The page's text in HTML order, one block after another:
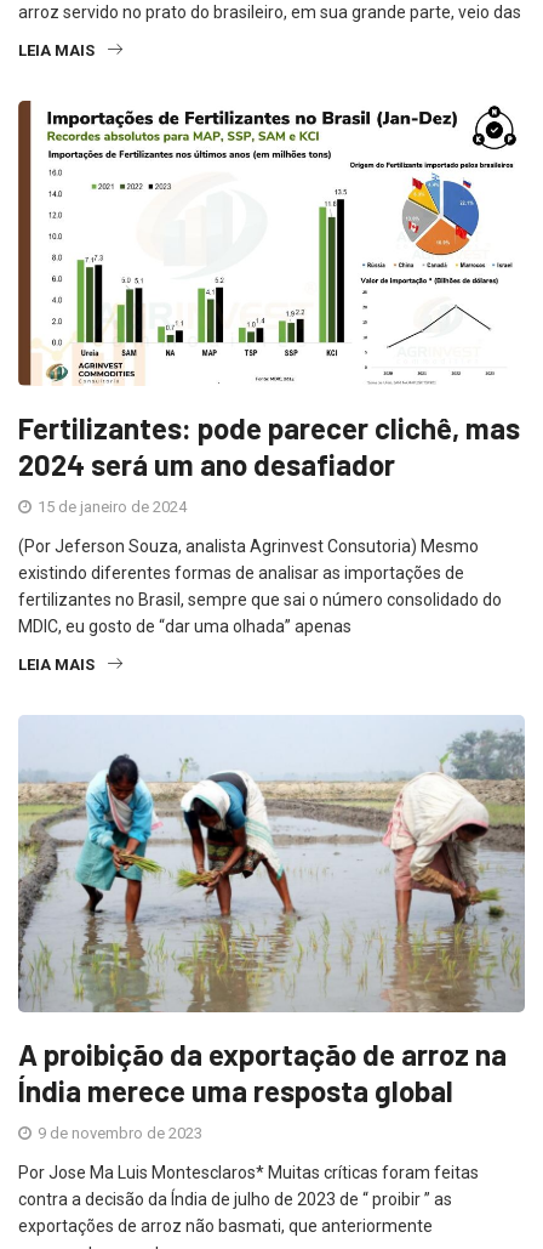
arroz servido no prato do brasileiro, em sua grande parte, veio das
LEIA MAIS
Fertilizantes: pode parecer clichê, mas
2024 será um ano desafiador
15 de janeiro de 2024
(Por Jeferson Souza, analista Agrinvest Consutoria) Mesmo
existindo diferentes formas de analisar as importações de
fertilizantes no Brasil, sempre que sai o número consolidado do
MDIC, eu gosto de “dar uma olhada” apenas
LEIA MAIS
A proibição da exportação de arroz na
Índia merece uma resposta global
9 de novembro de 2023
Por Jose Ma Luis Montesclaros* Muitas críticas foram feitas
contra a decisão da Índia de julho de 2023 de “ proibir ” as
exportações de arroz não basmati, que anteriormente